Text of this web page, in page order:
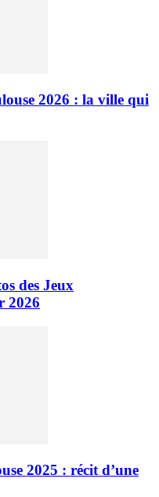
2026 : la ville qui
des Jeux
2026
2025 : récit d’une